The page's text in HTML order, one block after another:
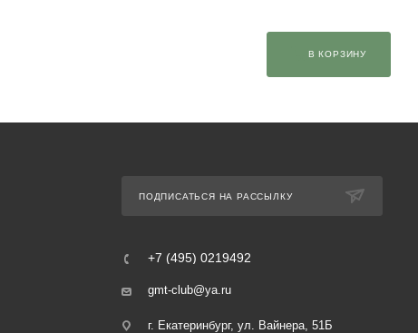
В КОРЗИНУ
ПОДПИСАТЬСЯ НА РАССЫЛКУ
+7 (495) 0219492
gmt-club@ya.ru
г. Екатеринбург, ул. Вайнера, 51Б